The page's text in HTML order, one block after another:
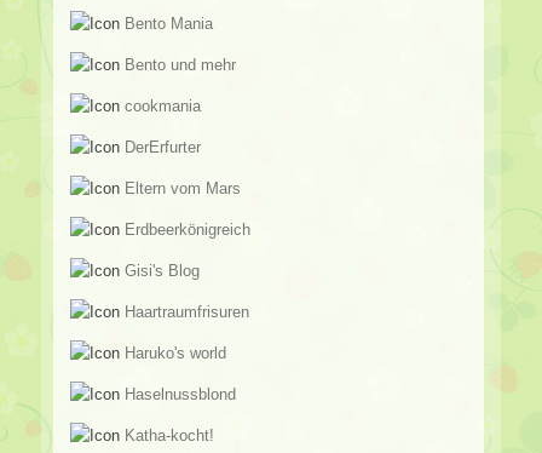
Bento Mania
Bento und mehr
cookmania
DerErfurter
Eltern vom Mars
Erdbeerkönigreich
Gisi's Blog
Haartraumfrisuren
Haruko's world
Haselnussblond
Katha-kocht!